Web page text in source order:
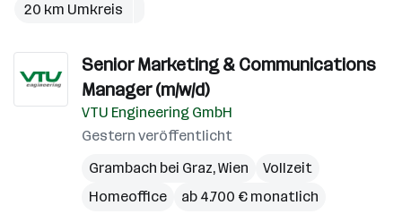
20 km Umkreis
Senior Marketing & Communications
Manager (m/w/d)
VTU Engineering GmbH
Gestern veröffentlicht
Grambach bei Graz,Wien
Vollzeit
Homeoffice
ab 4.700 € monatlich